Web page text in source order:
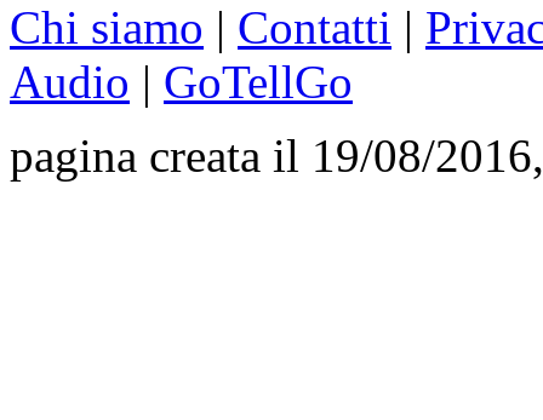
Chi siamo | Contatti |
Audio | GoTellGo
pagina creata il 19/08/